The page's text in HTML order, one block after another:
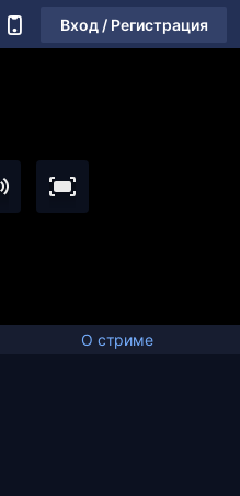
Вход / Регистрация
О стриме